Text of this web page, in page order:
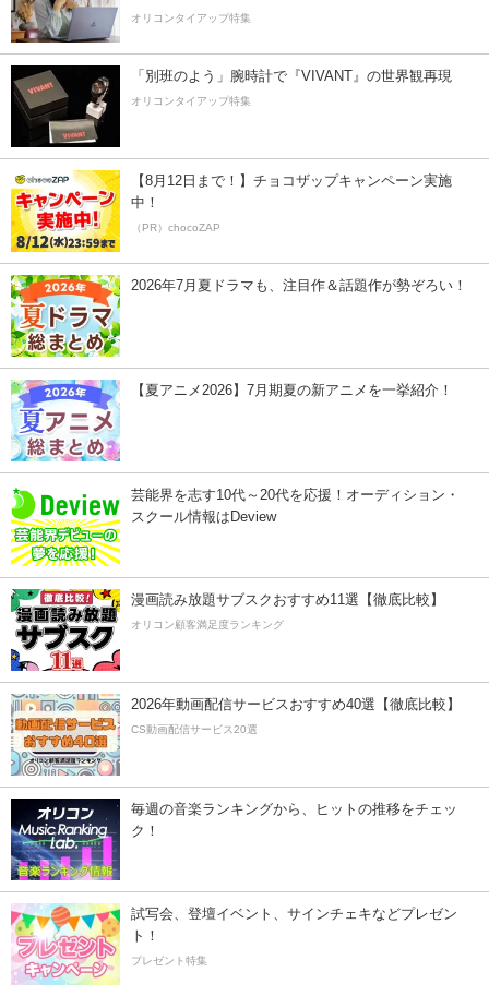
オリコンタイアップ特集
「別班のよう」腕時計で『VIVANT』の世界観再現
オリコンタイアップ特集
【8月12日まで！】チョコザップキャンペーン実施
中！
（PR）chocoZAP
2026年7月夏ドラマも、注目作＆話題作が勢ぞろい！
【夏アニメ2026】7月期夏の新アニメを一挙紹介！
芸能界を志す10代～20代を応援！オーディション・
スクール情報はDeview
漫画読み放題サブスクおすすめ11選【徹底比較】
オリコン顧客満足度ランキング
2026年動画配信サービスおすすめ40選【徹底比較】
CS動画配信サービス20選
毎週の音楽ランキングから、ヒットの推移をチェッ
ク！
試写会、登壇イベント、サインチェキなどプレゼン
ト！
プレゼント特集